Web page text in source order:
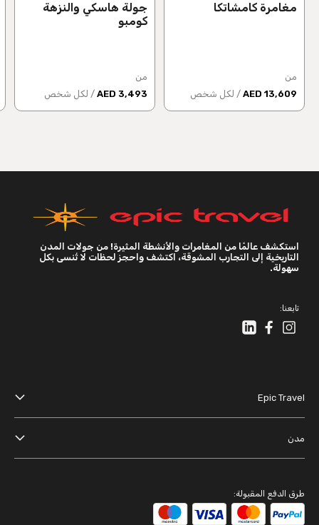
مغامرة كامشاتكا
من
13,609 AED
/ لكل شخص
جولة هاسكي والنزهة
كومبو
من
3,493 AED
/ لكل شخص
استكشف عالمًا من المغامرات والأنشطة المثيرة! من جولات المدن
التاريخية إلى التجارب المشوقة، اكتشف واحجز لحظات لا تُنسى بكل
سهولة.
تابعنا:
Epic Travel
مدن
باريس
بانكوك
طرق الدفع المقبولة: